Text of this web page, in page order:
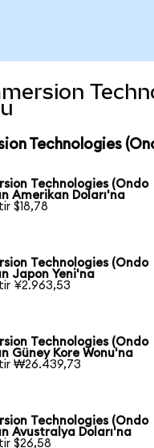
Technologies
Technologies (Ondo
Amerikan Doları'na
$18,78
Technologies (Ondo
Japon Yeni'na
¥2.963,53
Technologies (Ondo
Güney Kore Wonu'na
₩26.439,73
Technologies (Ondo
Avustralya Doları'na
$26,58